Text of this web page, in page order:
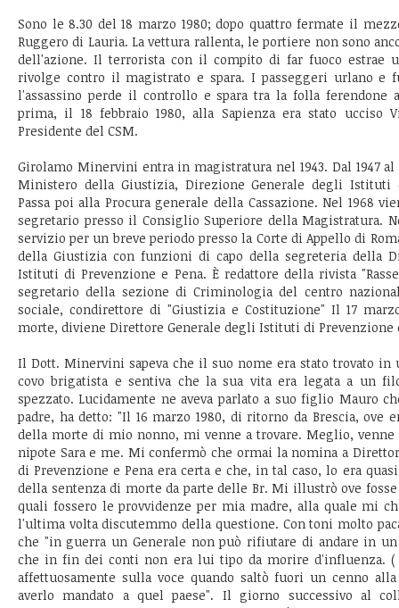
Sono le 8.30 del 18 marzo 1980; dopo quattro fermate il
Ruggero di Lauria. La vettura rallenta, le portiere non sono
dell'azione. Il terrorista con il compito di far fuoco estrae
rivolge contro il magistrato e spara. I passeggeri urlano e
l'assassino perde il controllo e spara tra la folla ferendone
prima, il 18 febbraio 1980, alla Sapienza era stato ucciso
Presidente del CSM.
Girolamo Minervini entra in magistratura nel 1943. Dal 1947 al
Ministero della Giustizia, Direzione Generale degli Istituti
Passa poi alla Procura generale della Cassazione. Nel 1968
segretario presso il Consiglio Superiore della Magistratura.
servizio per un breve periodo presso la Corte di Appello di
della Giustizia con funzioni di capo della segreteria della
Istituti di Prevenzione e Pena. È redattore della rivista
segretario della sezione di Criminologia del centro
sociale, condirettore di "Giustizia e Costituzione" Il 17
morte, diviene Direttore Generale degli Istituti di Prevenzione
Il Dott. Minervini sapeva che il suo nome era stato trovato
covo brigatista e sentiva che la sua vita era legata a un
spezzato. Lucidamente ne aveva parlato a suo figlio Mauro
padre, ha detto: "Il 16 marzo 1980, di ritorno da Brescia, ove
della morte di mio nonno, mi venne a trovare. Meglio,
nipote Sara e me. Mi confermò che ormai la nomina a
di Prevenzione e Pena era certa e che, in tal caso, lo era
della sentenza di morte da parte delle Br. Mi illustrò ove
quali fossero le provvidenze per mia madre, alla quale mi
l'ultima volta discutemmo della questione. Con toni molto
che "in guerra un Generale non può rifiutare di andare in
che in fin dei conti non era lui tipo da morire d'influenza.
affettuosamente sulla voce quando saltò fuori un cenno
averlo mandato a quel paese". Il giorno successivo al